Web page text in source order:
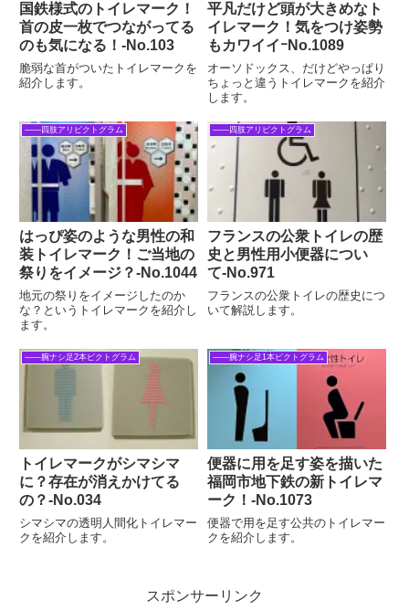
国鉄様式のトイレマーク！
首の皮一枚でつながってる
のも気になる！-No.103
脆弱な首がついたトイレマークを
紹介します。
平凡だけど頭が大きめなト
イレマーク！気をつけ姿勢
もカワイイｰNo.1089
オーソドックス、だけどやっぱり
ちょっと違うトイレマークを紹介
します。
――四肢アリピクトグラム
はっぴ姿のような男性の和
装トイレマーク！ご当地の
祭りをイメージ？-No.1044
地元の祭りをイメージしたのか
な？というトイレマークを紹介し
ます。
――四肢アリピクトグラム
フランスの公衆トイレの歴
史と男性用小便器につい
て‐No.971
フランスの公衆トイレの歴史につ
いて解説します。
――腕ナシ足2本ピクトグラム
トイレマークがシマシマ
に？存在が消えかけてる
の？-No.034
シマシマの透明人間化トイレマー
クを紹介します。
――腕ナシ足1本ピクトグラム
便器に用を足す姿を描いた
福岡市地下鉄の新トイレマ
ーク！-No.1073
便器で用を足す公共のトイレマー
クを紹介します。
スポンサーリンク